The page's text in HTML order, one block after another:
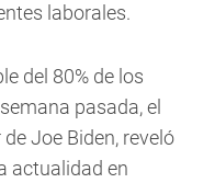
laborales.
del 80% de los
pasada, el
Joe Biden, reveló
actualidad en